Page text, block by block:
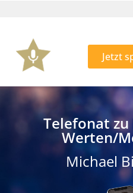
Jetzt
Telefonat zu
Werten/
Michael